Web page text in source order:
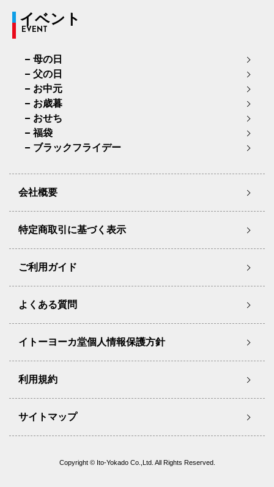
イベント
EVENT
母の日
父の日
お中元
お歳暮
おせち
福袋
ブラックフライデー
会社概要
特定商取引に基づく表示
ご利用ガイド
よくある質問
イトーヨーカ堂個人情報保護方針
利用規約
サイトマップ
Copyright © Ito-Yokado Co.,Ltd. All Rights Reserved.